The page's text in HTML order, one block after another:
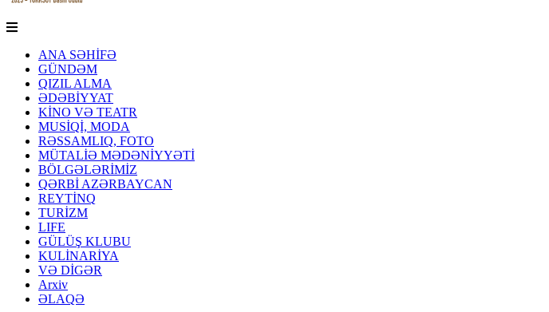
ANA SƏHİFƏ
GÜNDƏM
QIZIL ALMA
ƏDƏBİYYAT
KİNO VƏ TEATR
MUSİQİ, MODA
RƏSSAMLIQ, FOTO
MÜTALİƏ MƏDƏNİYYƏTİ
BÖLGƏLƏRİMİZ
QƏRBİ AZƏRBAYCAN
REYTİNQ
TURİZM
LIFE
GÜLÜŞ KLUBU
KULİNARİYA
VƏ DİGƏR
Arxiv
ƏLAQƏ